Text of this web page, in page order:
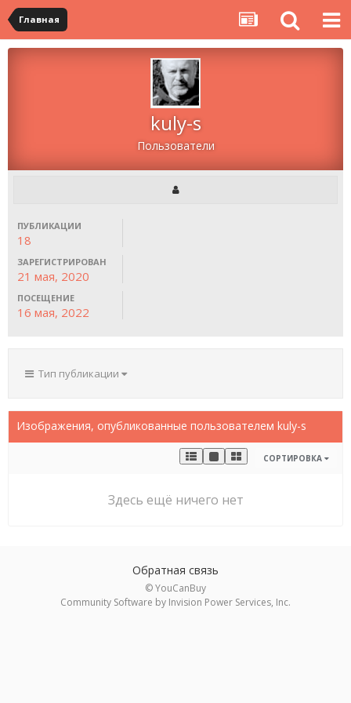
Главная
kuly-s
Пользователи
ПУБЛИКАЦИИ
18
ЗАРЕГИСТРИРОВАН
21 мая, 2020
ПОСЕЩЕНИЕ
16 мая, 2022
Тип публикации
Изображения, опубликованные пользователем kuly-s
СОРТИРОВКА
Здесь ещё ничего нет
Обратная связь
© YouCanBuy
Community Software by Invision Power Services, Inc.